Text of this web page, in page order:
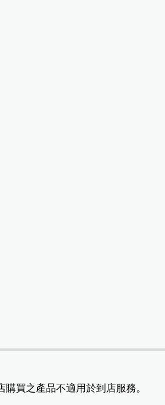
購買之產品不適用於到店服務。